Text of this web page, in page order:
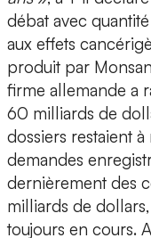
débat avec
aux effets
produit par
firme allemande a
60 milliards de
dossiers restaient
demandes
dernièrement des
milliards de
toujours en cours.